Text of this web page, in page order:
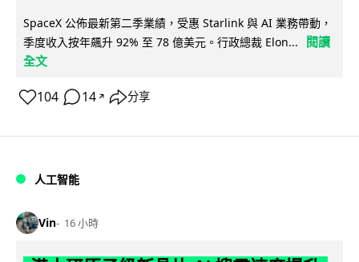
SpaceX 公佈最新第二季業績，受惠 Starlink 與 AI 業務帶動，
季度收入按年飆升 92% 至 78 億美元。行政總裁 Elon...
閱讀
全文
104 14 ↗ 分享
人工智能
Vin 16 小時